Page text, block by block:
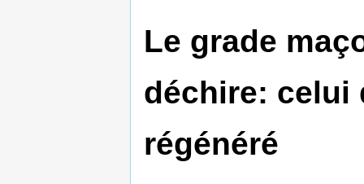
Le grade
déchire: celui
régénéré